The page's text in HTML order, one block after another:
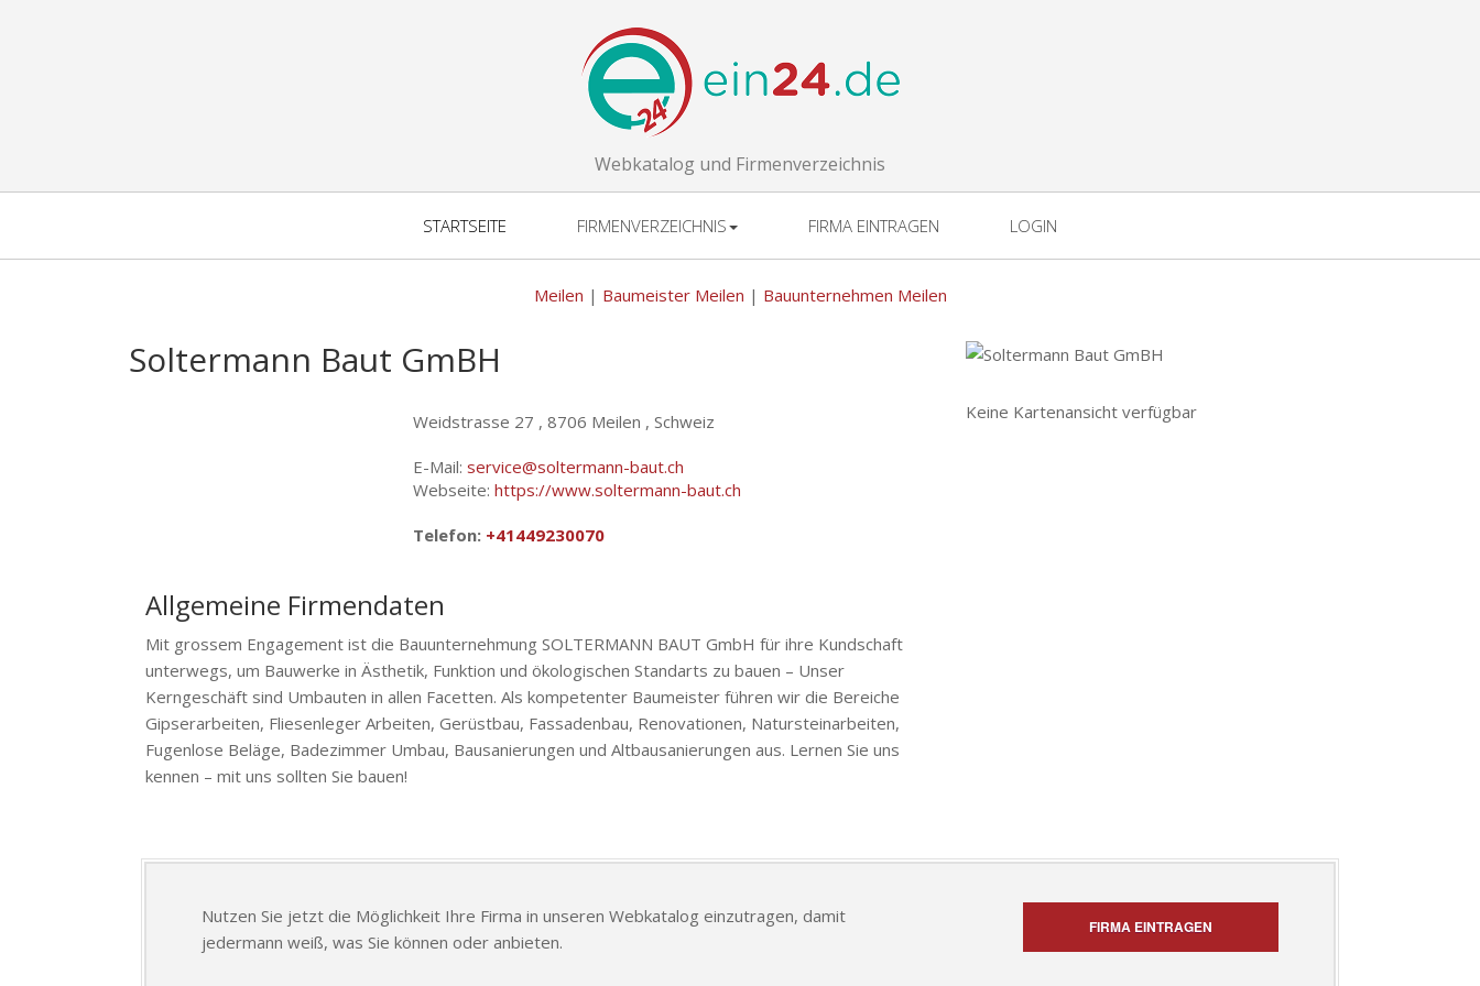
Webkatalog und Firmenverzeichnis
STARTSEITE FIRMENVERZEICHNIS FIRMA EINTRAGEN LOGIN
Meilen | Baumeister Meilen | Bauunternehmen Meilen
Soltermann Baut GmBH
Weidstrasse 27 ,8706 Meilen , Schweiz
E-Mail:service@soltermann-baut.ch
Webseite:https://www.soltermann-baut.ch
Telefon: +41449230070
Allgemeine Firmendaten
Mit grossem Engagement ist die Bauunternehmung SOLTERMANN BAUT GmbH für ihre Kundschaft
unterwegs, um Bauwerke in Ästhetik, Funktion und ökologischen Standarts zu bauen – Unser
Kerngeschäft sind Umbauten in allen Facetten. Als kompetenter Baumeister führen wir die Bereiche
Gipserarbeiten, Fliesenleger Arbeiten, Gerüstbau, Fassadenbau, Renovationen, Natursteinarbeiten,
Fugenlose Beläge, Badezimmer Umbau, Bausanierungen und Altbausanierungen aus. Lernen Sie uns
kennen – mit uns sollten Sie bauen!
Keine Kartenansicht verfügbar
Nutzen Sie jetzt die Möglichkeit Ihre Firma in unseren Webkatalog einzutragen, damit
jedermann weiß, was Sie können oder anbieten.
FIRMA EINTRAGEN